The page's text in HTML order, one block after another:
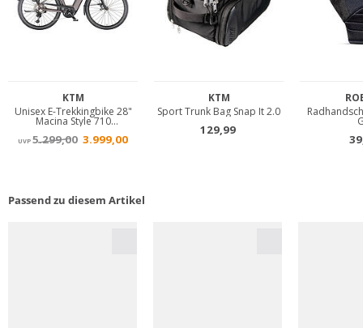
Passend zu diesem Artikel